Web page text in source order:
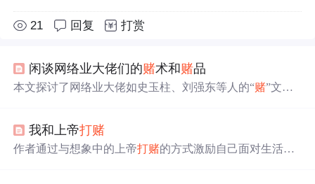
21 回复 打赏
闲谈网络业大佬们的赌术和赌品
本文探讨了网络业大佬如史玉柱、刘强东等人的“赌”文化
我和上帝打赌
作者通过与想象中的上帝打赌的方式激励自己面对生活的